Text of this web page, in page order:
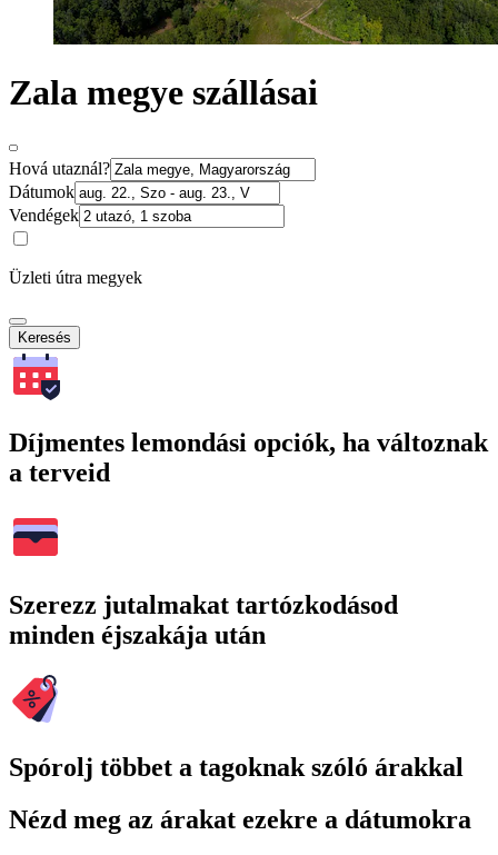
Zala megye szállásai
Hová utaznál?
Dátumok
Vendégek
Üzleti útra megyek
Keresés
Díjmentes lemondási opciók, ha változnak
a terveid
Szerezz jutalmakat tartózkodásod
minden éjszakája után
Spórolj többet a tagoknak szóló árakkal
Nézd meg az árakat ezekre a dátumokra